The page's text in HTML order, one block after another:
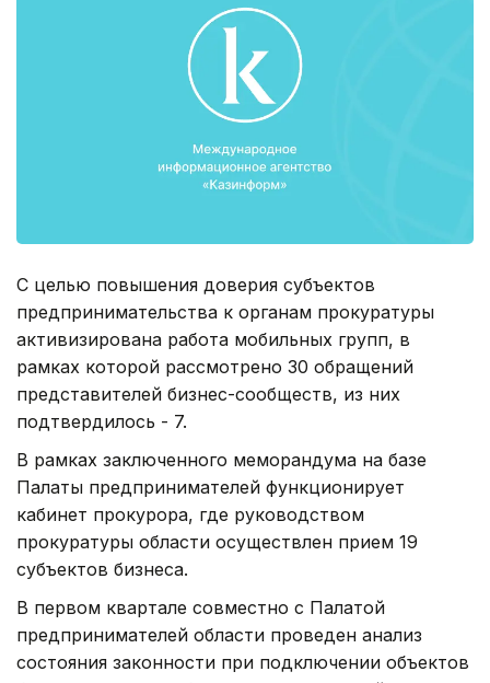
С целью повышения доверия субъектов
предпринимательства к органам прокуратуры
активизирована работа мобильных групп, в
рамках которой рассмотрено 30 обращений
представителей бизнес-сообществ, из них
подтвердилось - 7.
В рамках заключенного меморандума на базе
Палаты предпринимателей функционирует
кабинет прокурора, где руководством
прокуратуры области осуществлен прием 19
субъектов бизнеса.
В первом квартале совместно с Палатой
предпринимателей области проведен анализ
состояния законности при подключении объектов